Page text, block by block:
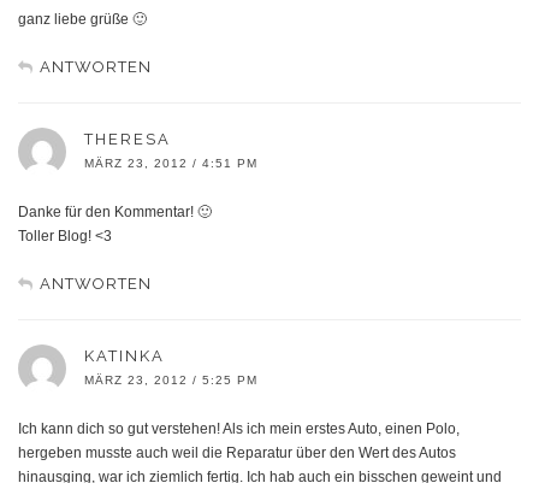
ganz liebe grüße 🙂
ANTWORTEN
THERESA
MÄRZ 23, 2012 / 4:51 PM
Danke für den Kommentar! 🙂
Toller Blog! <3
ANTWORTEN
KATINKA
MÄRZ 23, 2012 / 5:25 PM
Ich kann dich so gut verstehen! Als ich mein erstes Auto, einen Polo,
hergeben musste auch weil die Reparatur über den Wert des Autos
hinausging, war ich ziemlich fertig. Ich hab auch ein bisschen geweint und